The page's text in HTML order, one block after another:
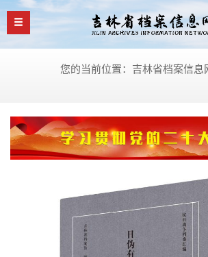
您的当前位置：吉林省档案信息